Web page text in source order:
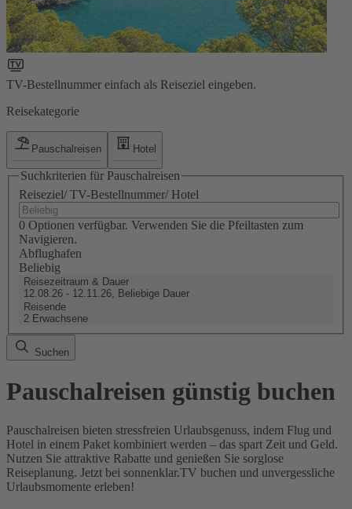
TV-Bestellnummer einfach als Reiseziel eingeben.
Reisekategorie
Pauschalreisen Hotel
Suchkriterien für Pauschalreisen
Reiseziel/ TV-Bestellnummer/ Hotel
0 Optionen verfügbar. Verwenden Sie die Pfeiltasten zum
Navigieren.
Abflughafen
Beliebig
Reisezeitraum & Dauer
12.08.26 - 12.11.26, Beliebige Dauer
Reisende
2 Erwachsene
Suchen
Pauschalreisen günstig buchen
Pauschalreisen bieten stressfreien Urlaubsgenuss, indem Flug und
Hotel in einem Paket kombiniert werden – das spart Zeit und Geld.
Nutzen Sie attraktive Rabatte und genießen Sie sorglose
Reiseplanung. Jetzt bei sonnenklar.TV buchen und unvergessliche
Urlaubsmomente erleben!